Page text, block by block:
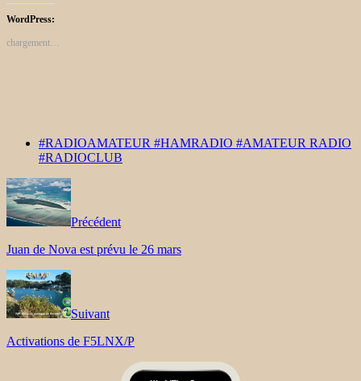
WordPress:
chargement…
#RADIOAMATEUR #HAMRADIO #AMATEUR RADIO
#RADIOCLUB
Précédent
Juan de Nova est prévu le 26 mars
Suivant
Activations de F5LNX/P